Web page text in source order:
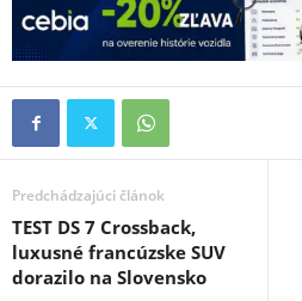
Predchádzajúci článok
TEST DS 7 Crossback,
luxusné francúzske SUV
dorazilo na Slovensko